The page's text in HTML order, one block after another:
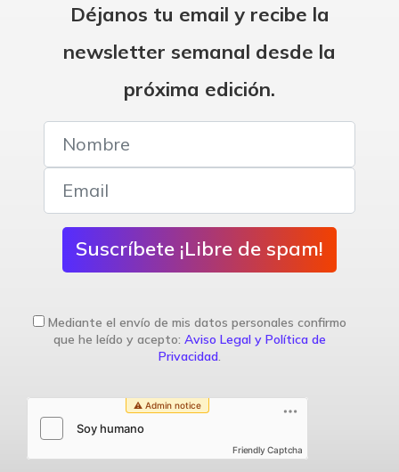
Déjanos tu email y recibe la
newsletter semanal desde la
próxima edición.
Suscríbete ¡Libre de spam!
Mediante el envío de mis datos personales confirmo
que he leído y acepto: Aviso Legal y Política de
Privacidad.
Friendly Captcha